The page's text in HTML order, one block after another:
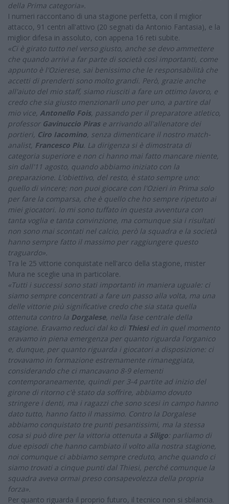
della Prima categoria».
I numeri raccontano di una stagione perfetta, con il miglior
attacco, 91 centri all'attivo (20 segnati da Antonio Fantasia), e la
miglior difesa in assoluto, con appena 16 reti subite.
«Ci è girato tutto nel verso giusto, anche se devo ammettere
che quando arrivi a far parte di società così importanti, come
appunto è l'Ozierese, sai benissimo che le responsabilità che
accetti di prenderti sono molto grandi. Però, grazie anche
all'aiuto del mio staff, siamo riusciti a fare un ottimo lavoro, e
credo che sia giusto menzionarli uno per uno, a partire dal
mio vice, Antonello Fois, passando per il preparatore atletico,
professor Gavinuccio Pirase arrivando all'allenatore dei
portieri, Ciro Iacomino, senza dimenticare il nostro match-
analist, Francesco Piu. La dirigenza si è dimostrata di
categoria superiore e non ci hanno mai fatto mancare niente,
sin dall'11 agosto, quando abbiamo iniziato con la
preparazione. L'obiettivo, del resto, è stato sempre uno:
quello di vincere; non puoi giocare con l'Ozieri in Prima solo
per fare la comparsa, che è quello che ho sempre ripetuto ai
miei giocatori. Io mi sono tuffato in questa avventura con
tanta voglia e tanta convinzione, ma comunque sia i risultati
non sono mai scontati nel calcio, però la squadra e la società
hanno sempre fatto il massimo per raggiungere questo
traguardo».
Tra le 25 vittorie conquistate nell'arco della stagione, mister
Mura ne sceglie una in particolare.
«Tutti i successi sono stati importanti in maniera uguale: ci
siamo sempre concentrati a fare un passo alla volta, ma una
delle vittorie più significative credo che sia stata quella
ottenuta contro la Dorgalese, nella fase centrale della
stagione. Eravamo reduci dal ko di Thiesi ed in quel momento
eravamo in piena emergenza per quanto riguarda l'organico
e, dunque, per quanto riguarda i giocatori a disposizione: ci
trovavamo in formazione estremamente rimaneggiata,
considerando che ci mancavano 8-9 elementi
contemporaneamente, quindi per 3-4 partite ad inizio del
girone di ritorno c'è stato da soffrire, abbiamo dovuto
stringere i denti, ma i ragazzi che sono scesi in campo hanno
dato tutto, hanno fatto il massimo. Contro la Dorgalese
abbiamo conquistato tre punti pesantissimi, ma la stessa
cosa si può dire per la vittoria ottenuta a Siligo: parliamo di
due episodi che hanno cambiato il volto alla nostra stagione,
noi comunque ci abbiamo sempre creduto, anche quando ci
siamo trovati a cinque punti dal Thiesi, perché comunque la
squadra aveva ormai preso consapevolezza della propria
forza».
Per quanto riguarda il proprio futuro, il tecnico non si sbilancia.